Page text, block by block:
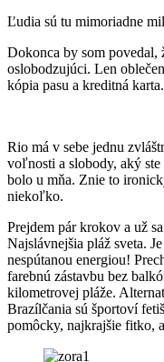
Ľudia sú tu mimoriadne
Dokonca by som povedal,
oslobodzujúci. Len
kópia pasu a kreditná karta.
Rio má v sebe jednu
voľnosti a slobody, aký
bolo u mňa. Znie to
niekoľko.
Prejdem pár krokov a už
Najslávnejšia pláž sveta.
nespútanou energiou!
farebnú zástavbu bez
kilometrovej pláže.
Brazílčania sú športoví
pomôcky, najkrajšie fitko,